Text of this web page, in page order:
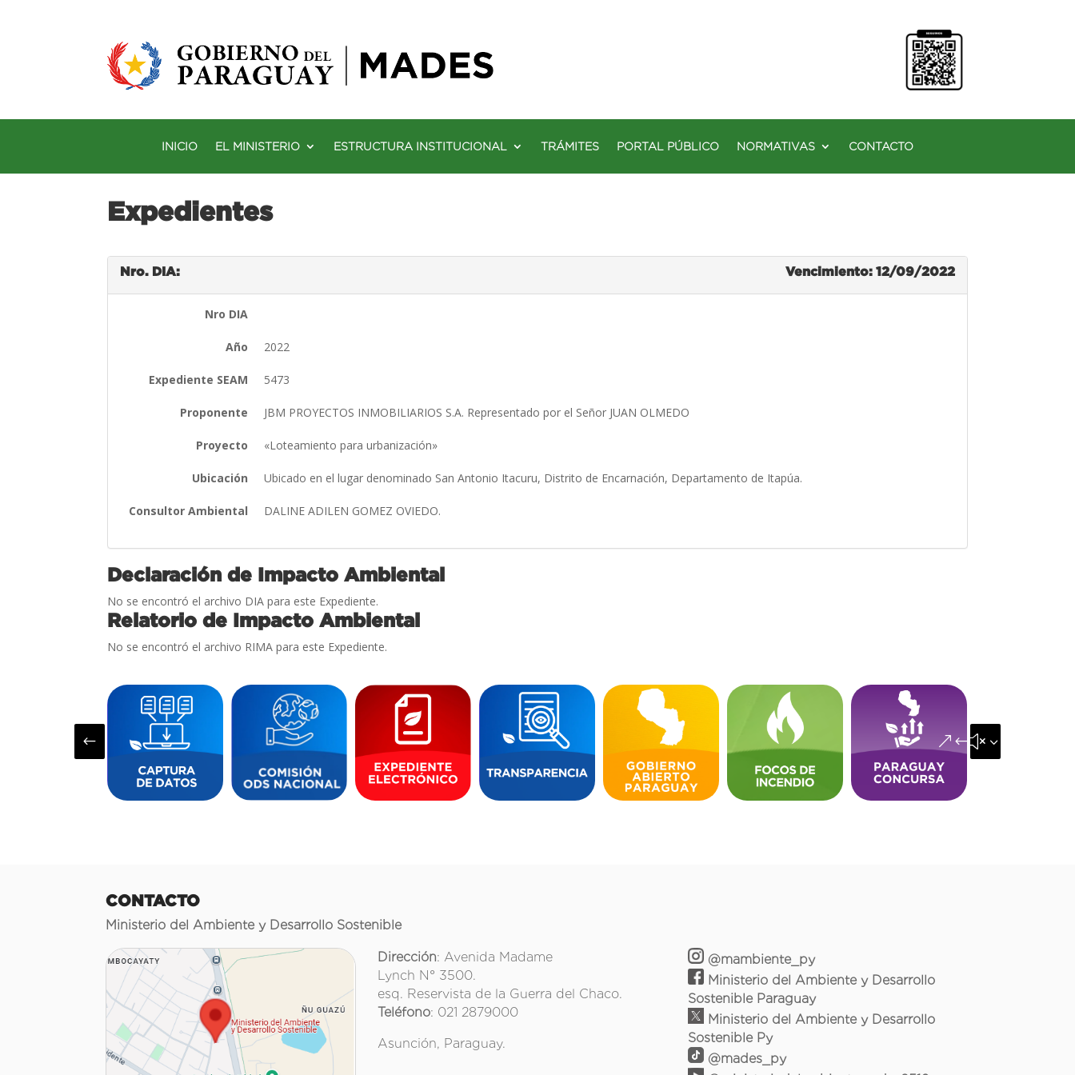
INICIO EL MINISTERIO ESTRUCTURA INSTITUCIONAL TRÁMITES PORTAL PÚBLICO NORMATIVAS CONTACTO
Expedientes
Nro. DIA: Vencimiento: 12/09/2022
Nro DIA
Año 2022
Expediente SEAM 5473
Proponente JBM PROYECTOS INMOBILIARIOS S.A. Representado por el Señor JUAN OLMEDO
Proyecto «Loteamiento para urbanización»
Ubicación Ubicado en el lugar denominado San Antonio Itacuru, Distrito de Encarnación, Departamento de Itapúa.
Consultor Ambiental DALINE ADILEN GOMEZ OVIEDO.
Declaración de Impacto Ambiental
No se encontró el archivo DIA para este Expediente.
Relatorio de Impacto Ambiental
No se encontró el archivo RIMA para este Expediente.
# &#x35;
CONTACTO
Ministerio del Ambiente y Desarrollo Sostenible
Dirección: Avenida Madame
Lynch N° 3500.
esq. Reservista de la Guerra del Chaco.
Teléfono: 021 2879000
Asunción, Paraguay.
@mambiente_py
Ministerio del Ambiente y Desarrollo
Sostenible Paraguay
Ministerio del Ambiente y Desarrollo
Sostenible Py
@mades_py